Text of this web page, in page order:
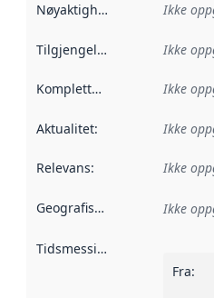
Nøyaktighet Ikke
Tilgjengelighet Ikke
Kompletthet Ikke
Aktualitet: Ikke
Relevans: Ikke
Geografisk avgrensning :
Ikke
Tidsmessig avgrensning
Fra: